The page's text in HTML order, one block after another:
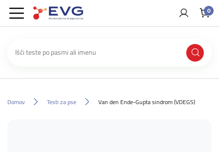
0
Domov Testi za pse Van den Ende-Gupta sindrom (VDEGS)